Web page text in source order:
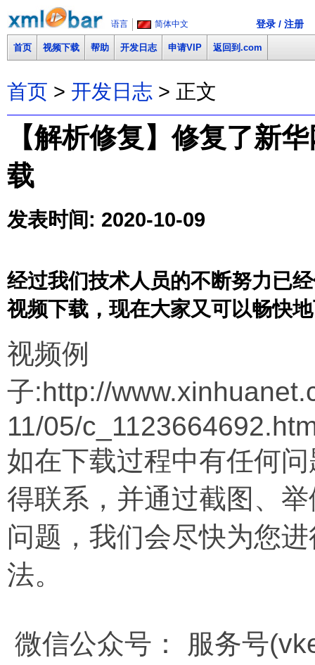
语言 简体中文 登录 / 注册
首页 视频下载 帮助 开发日志 申请VIP 返回到.com
首页 > 开发日志 > 正文
【解析修复】修复了新
载
发表时间: 2020-10-09
经过我们技术人员的不断努力已
视频下载，现在大家又可以畅快
视频例
子:http://
11/05/
如在下载过程中有任何
得联系，并通过截图、
问题，我们会尽快为您
法。
微信公众号： 服务号